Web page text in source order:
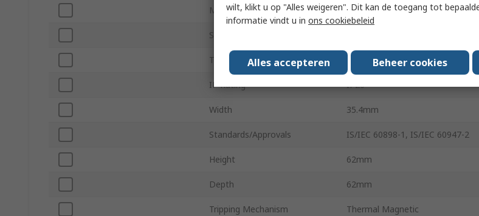
Mount Type DIN Rail
Series
Terminal Type
IP Rating IP20
Width 35.4mm
Standards/Approvals IS/IEC 60898-1, IS/IEC 60947-2
Height 62mm
Depth 62mm
Tripping Mechanism Thermal Magnetic
wilt, klikt u op "Alles weigeren". Dit kan de toegang tot
informatie vindt u in ons cookiebeleid
Alles accepteren Beheer cookies